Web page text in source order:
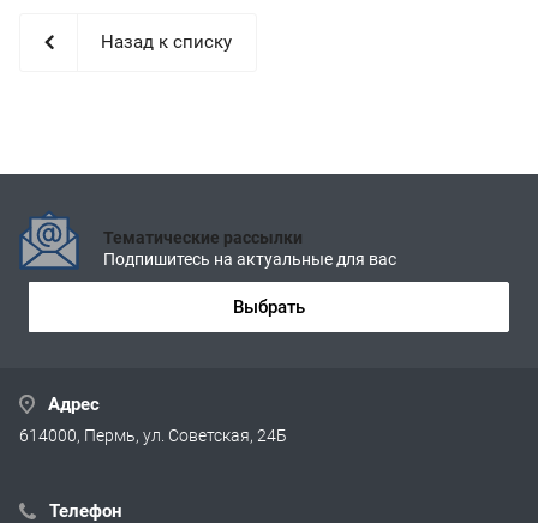
Назад к списку
Тематические рассылки
Подпишитесь на актуальные для вас
Выбрать
Адрес
614000, Пермь, ул. Советская, 24Б
Телефон